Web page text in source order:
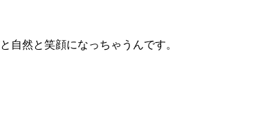
自然と笑顔になっちゃうんです。